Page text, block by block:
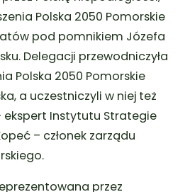
Polska 2050 Pomorskie
pod pomnikiem Józefa
Delegacji przewodniczyła
Polska 2050 Pomorskie
a uczestniczyli w niej też
ekspert Instytutu Strategie
– członek zarządu
przez